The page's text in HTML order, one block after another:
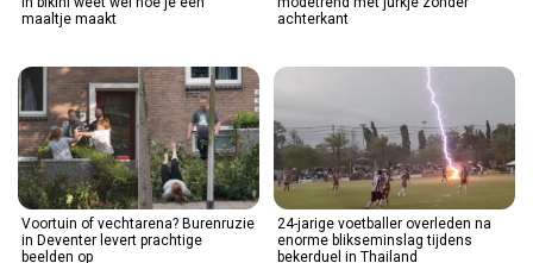
maaltje maakt
achterkant
Voortuin of vechtarena? Burenruzie
in Deventer levert prachtige
beelden op
24-jarige voetballer overleden na
enorme blikseminslag tijdens
bekerduel in Thailand